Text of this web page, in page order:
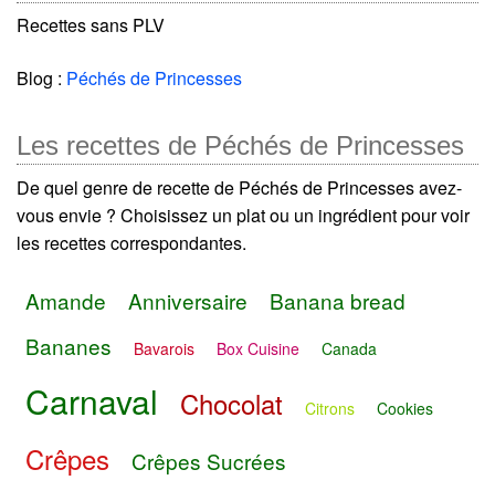
Recettes sans PLV
Blog : Péchés de Princesses
Les recettes de Péchés de Princesses
De quel genre de recette de Péchés de Princesses avez-
vous envie ? Choisissez un plat ou un ingrédient pour voir
les recettes correspondantes.
Amande Anniversaire
Banana bread
Bananes
Bavarois Box Cuisine Canada
Carnaval Chocolat Citrons Cookies
Crêpes Crêpes Sucrées